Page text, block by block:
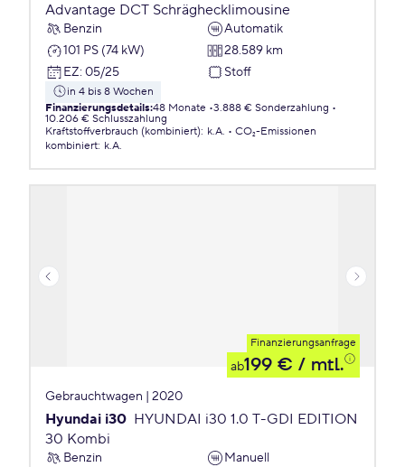
Advantage DCT Schräghecklimousine
Benzin
Automatik
101 PS (74 kW)
28.589 km
EZ: 05/25 Stoff
in 4 bis 8 Wochen
Finanzierungsdetails:48 Monate 3.888 € Sonderzahlung
10.206 € Schlusszahlung
Kraftstoffverbrauch (kombiniert): k.A.
CO₂-Emissionen
kombiniert: k.A.
Finanzierungsanfrage
ab199 € / mtl.
Gebrauchtwagen | 2020
Hyundai i30 HYUNDAI i30 1.0 T-GDI EDITION
30 Kombi
Benzin
Manuell